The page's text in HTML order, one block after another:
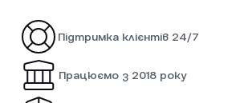
Підтримка клієнтів 24/7
Працюємо з 2018 року